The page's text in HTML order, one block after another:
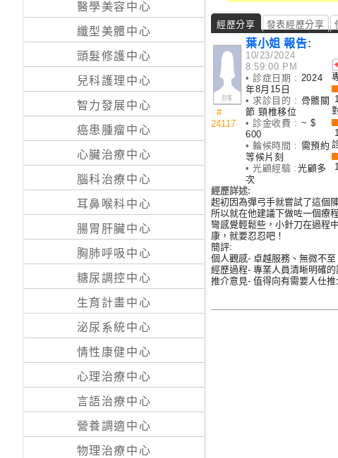
院
醫
醫
院
醫學美容中心
纖型美體中心
頭髮修護中心
兒科護理中心
智力發展中心
癌患腫瘤中心
心臟治療中心
腦科治療中心
耳鼻喉科中心
腸胃肝臟中心
胸肺呼吸中心
糖尿調控中心
生育計畫中心
泌尿系統中心
情性康健中心
心理治療中心
言語治療中心
營養調適中心
物理治療中心
經歷分享 發表經歷分享
#
24117
葉小姐 報告:
10/23/2024
8:59:00 PM
• 診症日期 : 2024
年8月15日
• 求診目的 : 骨骼關
節 頸椎移位
• 診金收費 : ~ $
600
• 輪候時間 : 需預約
等候片刻
• 光顧經驗 :光顧多
次
經歷詳述:
起初因為彈弓手就嘗試了這個
所以就在他建議下做咗一個療
彎感覺輕鬆些，小針刀在過程
康，就要忍忍吧！
簡評:
個人觀感- 卓越服務、無微不至
經歷過程- 專業人員清晰明確
推介意見- 值得向有需要人仕推